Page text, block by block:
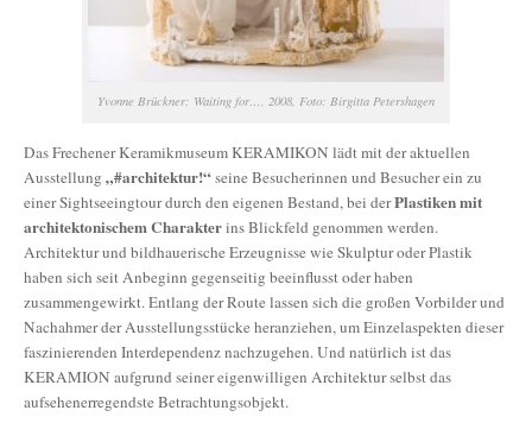
Yvonne Brückner: Waiting for…, 2008, Foto: Birgitta Petershagen
Das Frechener Keramikmuseum KERAMIKON lädt mit der aktuellen
Ausstellung „#architektur!“seine Besucherinnen und Besucher ein zu
einer Sightseeingtour durch den eigenen Bestand, bei derPlastiken mit
architektonischem Charakterins Blickfeld genommen werden.
Architektur und bildhauerische Erzeugnisse wie Skulptur oder Plastik
haben sich seit Anbeginn gegenseitig beeinflusst oder haben
zusammengewirkt. Entlang der Route lassen sich die großen Vorbilder und
Nachahmer der Ausstellungsstücke heranziehen, um Einzelaspekten dieser
faszinierenden Interdependenz nachzugehen. Und natürlich ist das
KERAMION aufgrund seiner eigenwilligen Architektur selbst das
aufsehenerregendste Betrachtungsobjekt.